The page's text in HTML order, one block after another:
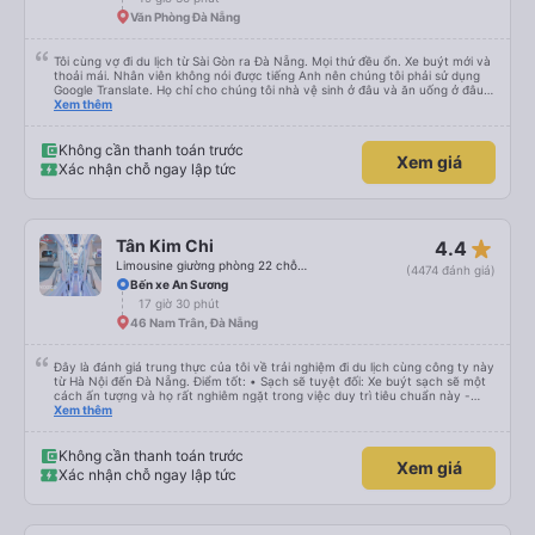
Văn Phòng Đà Nẵng
Tôi cùng vợ đi du lịch từ Sài Gòn ra Đà Nẵng. Mọi thứ đều ổn. Xe buýt mới và
thoải mái. Nhân viên không nói được tiếng Anh nên chúng tôi phải sử dụng
Google Translate. Họ chỉ cho chúng tôi nhà vệ sinh ở đâu và ăn uống ở đâu.
Xe buýt dừng 4 lần trong chuyến đi 16 giờ của chúng tôi. Chúng tôi đến sớm
nhưng chúng tôi không hiểu được tiếng Việt. Người quản lý trong khách sạn
của chúng tôi đã giúp đỡ chúng tôi.
Xem thêm
Không cần thanh toán trước
Xác nhận chỗ ngay lập tức
Xem giá
Tân Kim Chi 4.4 star_rate
(4474 đánh giá)
Bến xe An Sương
17 giờ 30 phút
46 Nam Trân, Đà Nẵng
Đây là đánh giá trung thực của tôi về trải nghiệm đi du lịch cùng công ty này
từ Hà Nội đến Đà Nẵng. Điểm tốt: • Sạch sẽ tuyệt đối: Xe buýt sạch sẽ một
cách ấn tượng và họ rất nghiêm ngặt trong việc duy trì tiêu chuẩn này -
không được phép ăn trên xe. Đây là lần đầu tiên tôi thấy sự chú trọng đến
suốt chuyến đi. • Tùy chọn sạc: Có sẵn cổng sạc USB và USB-C, đây cũng
là lần đầu tiên tôi thấy. • Môi trường yên tĩnh và thanh bình: Họ không bật
đèn không cần thiết hoặc bật nhạc lớn, giúp tôi dễ dàng thư giãn và ngủ
Xem thêm
Không cần thanh toán trước
Xác nhận chỗ ngay lập tức
Xem giá